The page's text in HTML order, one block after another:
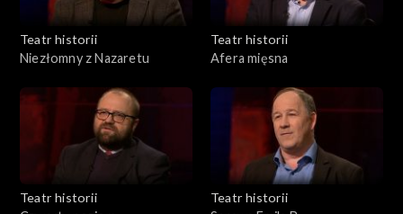
Teatr historii
Niezłomny z Nazaretu
Teatr historii
Afera mięsna
Teatr historii
Teatr historii